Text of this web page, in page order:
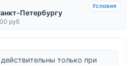
Петербургу
руб
Условия
только при